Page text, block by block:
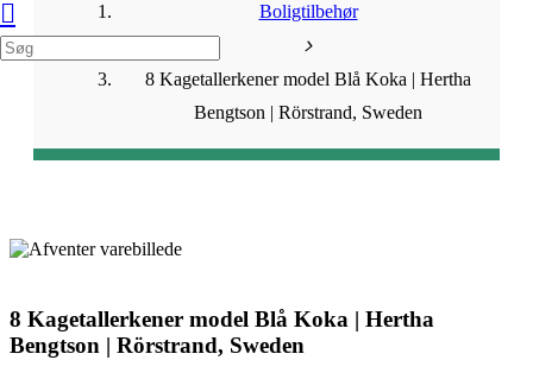
Boligtilbehør
8 Kagetallerkener model Blå Koka | Hertha
Bengtson | Rörstrand, Sweden
8 Kagetallerkener model Blå Koka | Hertha
Bengtson | Rörstrand, Sweden